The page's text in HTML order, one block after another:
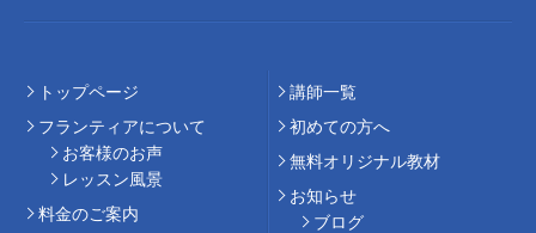
トップページ
フランティアについて
お客様のお声
レッスン風景
料⾦のご案内
講師⼀覧
初めての⽅へ
無料オリジナル教材
お知らせ
ブログ